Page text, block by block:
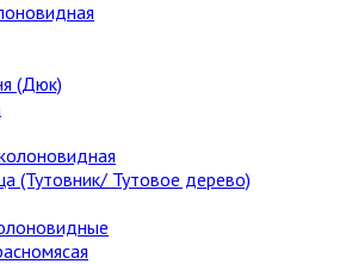
(Дюк)
(Тутовник/ Тутовое дерево)